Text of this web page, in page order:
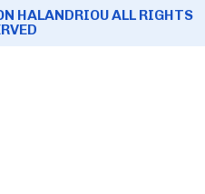
HALANDRIOU ALL RIGHTS